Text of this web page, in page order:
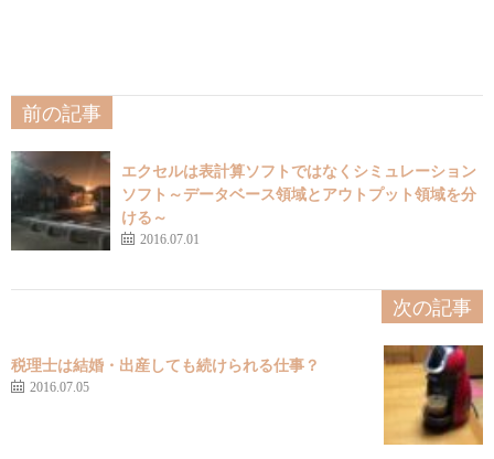
前の記事
エクセルは表計算ソフトではなくシミュレーション
ソフト～データベース領域とアウトプット領域を分
ける～
2016.07.01
次の記事
税理士は結婚・出産しても続けられる仕事？
2016.07.05